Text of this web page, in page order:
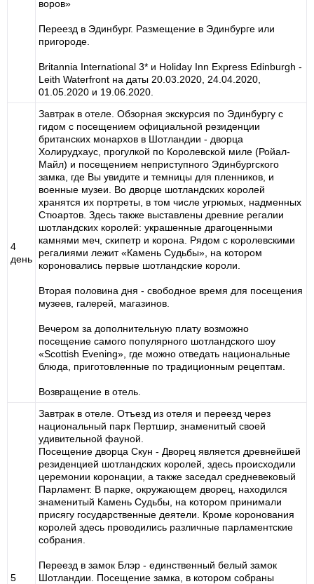
воров»
Переезд в Эдинбург. Размещение в Эдинбурге или
пригороде.
Britannia International 3* и Holiday Inn Express Edinburgh -
Leith Waterfront на даты 20.03.2020, 24.04.2020,
01.05.2020 и 19.06.2020.
4
день
Завтрак в отеле. Обзорная экскурсия по Эдинбургу с
гидом с посещением официальной резиденции
британских монархов в Шотландии - дворца
Холирудхаус, прогулкой по Королевской миле (Ройал-
Майл) и посещением неприступного Эдинбургского
замка, где Вы увидите и темницы для пленников, и
военные музеи. Во дворце шотландских королей
хранятся их портреты, в том числе угрюмых, надменных
Стюартов. Здесь также выставлены древние регалии
шотландских королей: украшенные драгоценными
камнями меч, скипетр и корона. Рядом с королевскими
регалиями лежит «Камень Судьбы», на котором
короновались первые шотландские короли.
Вторая половина дня - свободное время для посещения
музеев, галерей, магазинов.
Вечером за дополнительную плату возможно
посещение самого популярного шотландского шоу
«Scottish Evening», где можно отведать национальные
блюда, приготовленные по традиционным рецептам.
Возвращение в отель.
5
Завтрак в отеле. Отъезд из отеля и переезд через
национальный парк Пертшир, знаменитый своей
удивительной фауной.
Посещение дворца Скун - Дворец является древнейшей
резиденцией шотландских королей, здесь происходили
церемонии коронации, а также заседал средневековый
Парламент. В парке, окружающем дворец, находился
знаменитый Камень Судьбы, на котором принимали
присягу государственные деятели. Кроме коронования
королей здесь проводились различные парламентские
собрания.
Переезд в замок Блэр - единственный белый замок
Шотландии. Посещение замка, в котором собраны